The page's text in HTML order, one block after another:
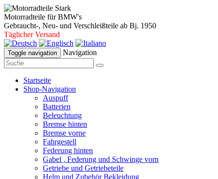
Motorradteile für BMW's
Gebraucht-, Neu- und Verschleißteile ab Bj. 1950
Täglicher Versand
Toggle navigation Navigation
Startseite
Shop-Navigation
Auspuff
Batterien
Beleuchtung
Bremse hinten
Bremse vorne
Fahrgestell
Federung hinten
Gabel , Federung und Schwinge vorn
Getriebe und Getriebeteile
Helm und Zubehör Bekleidung